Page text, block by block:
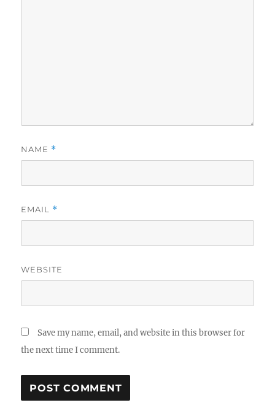
NAME *
EMAIL *
WEBSITE
Save my name, email, and website in this browser for
the next time I comment.